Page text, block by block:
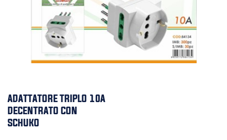
ADATTATORE TRIPLO 10A
DECENTRATO CON
SCHUKO